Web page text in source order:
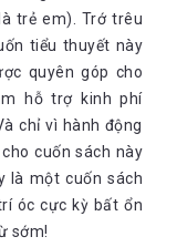
trẻ em). Trớ trêu
tiểu thuyết này
quyên góp cho
hỗ trợ kinh phí
chỉ vì hành động
cuốn sách này
là một cuốn sách
óc cực kỳ bất ổn
sớm!